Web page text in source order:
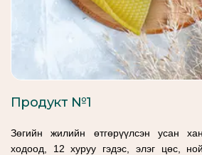
Продукт №1
Зөгийн жилийн өтгөрүүлсэн усан
ходоод, 12 хуруу гэдэс, элэг цөс,